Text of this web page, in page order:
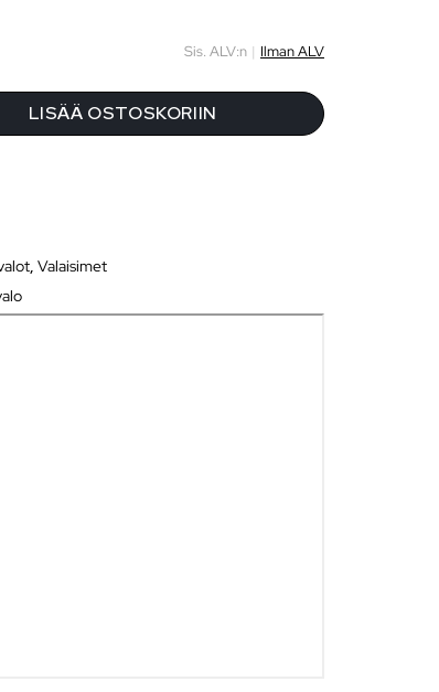
Sis. ALV:n | Ilman ALV
LISÄÄ OSTOSKORIIN
,Valaisimet